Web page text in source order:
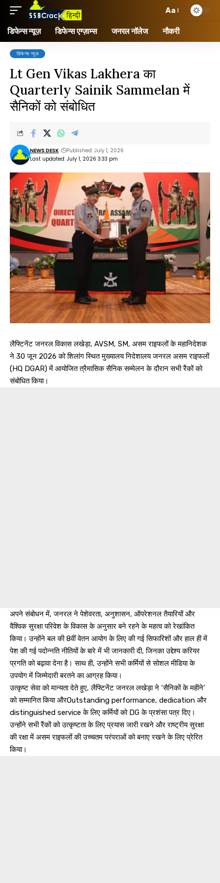
Aa
डिफेन्स न्यूज़ डिफेन्स एग्ज़ाम्स जनरल नॉलेज नौकरी
डिफेन्स न्यूज़
Lt Gen Vikas Lakhera का
Quarterly Sainik Sammelan में
सैनिकों को संबोधित
Last updated: July 1, 2026 3:33 pm
NEWS DESK Published: July 1, 2026
लैफ्टिनेंट जनरल विकास लखेड़ा, AVSM, SM, असम राइफलों के महानिदेशक
ने 30 जून 2026 को शिलांग स्थित मुख्यालय निदेशालय जनरल असम राइफलों
(HQ DGAR) में आयोजित त्रैमासिक सैनिक सम्मेलन के दौरान सभी रैंकों को
संबोधित किया।
अपने संबोधन में, जनरल ने पेशेवरता, अनुशासन, ऑपरेशनल तैयारियों और
वैश्विक सुरक्षा परिवेश के विकास के अनुसार बने रहने के महत्व को रेखांकित
किया। उन्होंने बल की 8वीं वेतन आयोग के लिए की गई सिफारिशों और हाल ही में
पेश की गई पदोन्नति नीतियों के बारे में भी जानकारी दी, जिनका उद्देश्य करियर
प्रगति को बढ़ावा देना है। साथ ही, उन्होंने सभी कर्मियों से सोशल मीडिया के
उपयोग में जिम्मेदारी बरतने का आग्रह किया।
उत्कृष्ट सेवा को मान्यता देते हुए, लैफ्टिनेंट जनरल लखेड़ा ने ‘सैनिकों के महीने’
को सम्मानित किया औरOutstanding performance, dedication और
distinguished service के लिए कर्मियों को DG के प्रशंसा पत्र दिए।
उन्होंने सभी रैंकों को उत्कृष्टता के लिए प्रयास जारी रखने और राष्ट्रीय सुरक्षा
की रक्षा में असम राइफलों की उच्चतम परंपराओं को बनाए रखने के लिए प्रेरित
किया।